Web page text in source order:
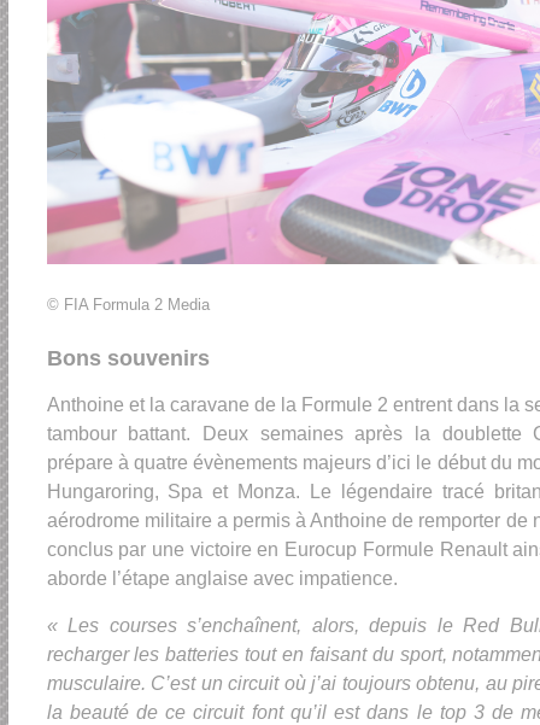
© FIA Formula 2 Media
Bons souvenirs
Anthoine et la caravane de la Formule 2 entrent dans la
tambour battant. Deux semaines après la doublette
prépare à quatre évènements majeurs d’ici le début du
Hungaroring, Spa et Monza. Le légendaire tracé
aérodrome militaire a permis à Anthoine de remporter de
conclus par une victoire en Eurocup Formule Renault
aborde l’étape anglaise avec impatience.
« Les courses s’enchaînent, alors, depuis le Red
recharger les batteries tout en faisant du sport,
musculaire. C’est un circuit où j’ai toujours obtenu, au
la beauté de ce circuit font qu’il est dans le top 3 de